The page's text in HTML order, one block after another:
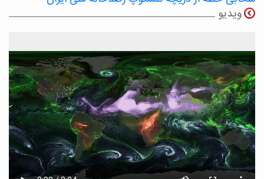
ویدیو